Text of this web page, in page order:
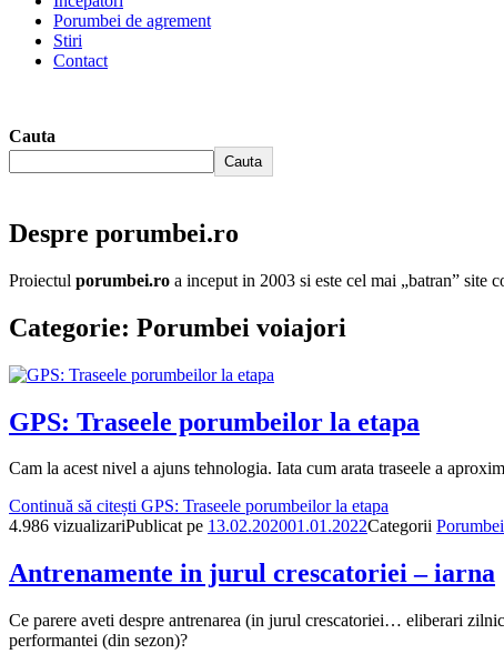
Porumbei de agrement
Stiri
Contact
Cauta
Cauta
Despre porumbei.ro
Proiectul porumbei.ro a inceput in 2003 si este cel mai „batran” site
Categorie: Porumbei voiajori
GPS: Traseele porumbeilor la etapa
Cam la acest nivel a ajuns tehnologia. Iata cum arata traseele a
Continuă să citești GPS: Traseele porumbeilor la etapa
4.986 vizualizariPublicat pe 13.02.202001.01.2022Categorii
Antrenamente in jurul crescatoriei – iarna
Ce parere aveti despre antrenarea (in jurul crescatoriei… eliberari
performantei (din sezon)?